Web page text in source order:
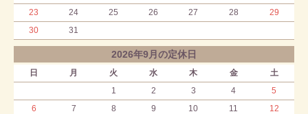
23
24 25 26 27 28
29
30
31
2026年9月の定休日
日 月 火 水 木 金
土
1
2 3 4
5
6
7 8 9 10 11
12